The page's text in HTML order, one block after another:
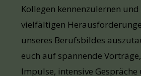
Kollegen kennenzulernen
vielfältigen
unseres Berufsbildes
euch auf spannende
Impulse, intensive